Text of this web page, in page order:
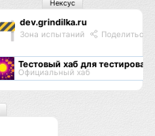
dev.grindilka.ru
Зона испытаний Поделиться
Тестовый хаб для
Официальный хаб
Нексус